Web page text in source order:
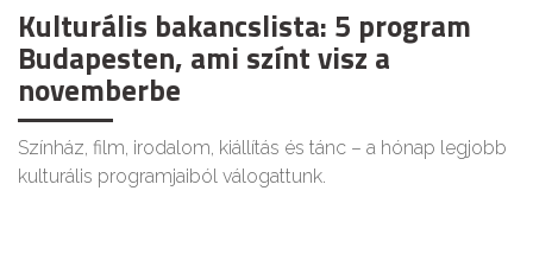
Kulturális bakancslista: 5 program
Budapesten, ami színt visz a
novemberbe
Színház, film, irodalom, kiállítás és tánc – a hónap legjobb
kulturális programjaiból válogattunk.